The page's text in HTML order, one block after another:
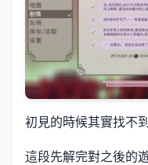
初見的時候其實找不
這段先解完對之後的